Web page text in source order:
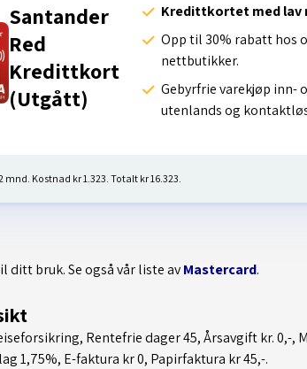
Santander
Red
Kredittkort
(Utgått)
Kredittkortet med lav
Opp til 30% rabatt hos
nettbutikker.
Gebyrfrie varekjøp inn-
utenlands og
mnd. Kostnad kr 1.323. Totalt kr 16.323.
ditt bruk. Se også vår liste avMastercard.
Rentefrie dager 45, Årsavgift kr. 0,-
1,75%, E-faktura kr 0, Papirfaktura kr 45,-.